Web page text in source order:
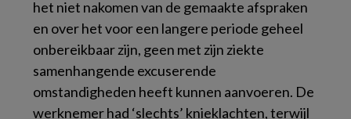
het niet nakomen van de gemaakte afspraken
en over het voor een langere periode geheel
onbereikbaar zijn, geen met zijn ziekte
samenhangende excuserende
omstandigheden heeft kunnen aanvoeren. De
werknemer had ‘slechts’ knieklachten, terwijl